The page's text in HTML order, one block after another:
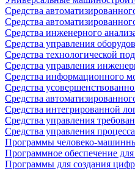
Средства
Средства
Средства инженерного
Средства управления
Средства технологической
Средства управления
Средства информационного
Средства
Средства
Средства интегрированной
Средства управления
Средства управления
Программы человеко-
Программное обеспечение
Программы для создания